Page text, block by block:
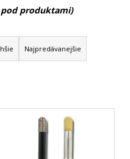
pod produktami)
Najpredávanejšie